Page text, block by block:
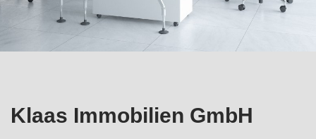
Klaas Immobilien GmbH